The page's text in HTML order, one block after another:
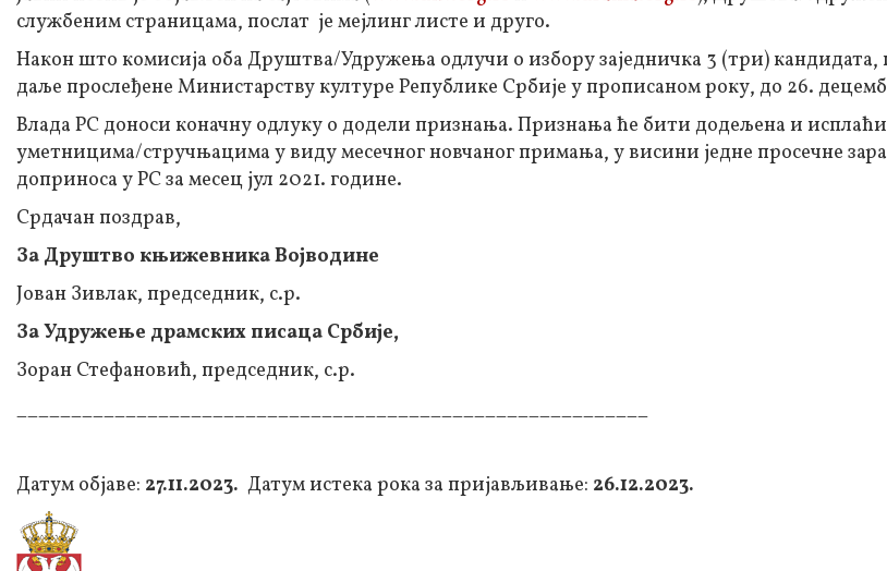
службеним страницама, послат је мејлинг листе и друго.
Након што комисија оба Друштва/Удружења одлучи о избору заједничка 3 (три) кандидата,
даље прослеђене Министарству културе Републике Србије у прописаном року, до 26.
Влада РС доноси коначну одлуку о додели признања. Признања ће бити додељена и
уметницима/стручњацима у виду месечног новчаног примања, у висини једне просечне
доприноса у РС за месец јул 2021. године.
Срдачан поздрав,
За Друштво књижевника Војводине
Јован Зивлак, председник, с.р.
За Удружење драмских писаца Србије,
Зоран Стефановић, председник, с.р.
__________________________________________________________
Датум објаве: 27.11.2023. Датум истека рока за пријављивање: 26.12.2023.